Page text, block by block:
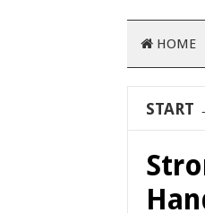
HOME
START